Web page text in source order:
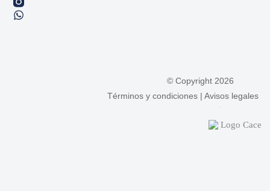
© Copyright 2026
Términos y condiciones| Avisos legales